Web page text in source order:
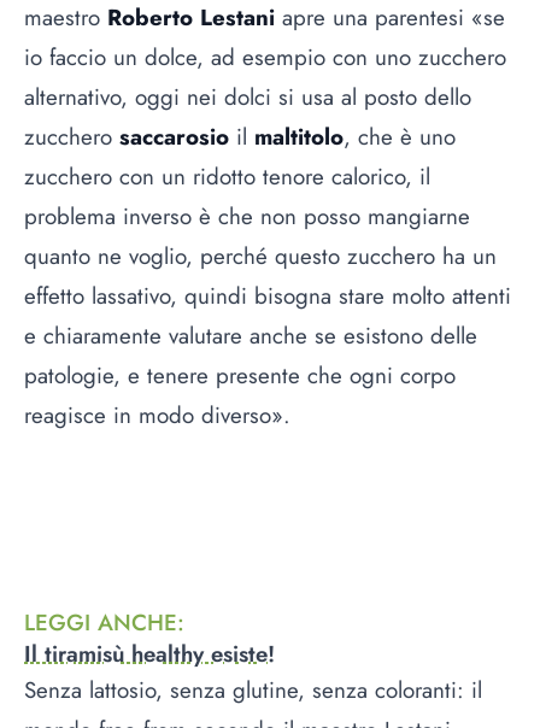
maestro Roberto Lestani apre una parentesi «se
io faccio un dolce, ad esempio con uno zucchero
alternativo, oggi nei dolci si usa al posto dello
zucchero saccarosio il maltitolo, che è uno
zucchero con un ridotto tenore calorico, il
problema inverso è che non posso mangiarne
quanto ne voglio, perché questo zucchero ha un
effetto lassativo, quindi bisogna stare molto attenti
e chiaramente valutare anche se esistono delle
patologie, e tenere presente che ogni corpo
reagisce in modo diverso».
LEGGI ANCHE:
Il tiramisù healthy esiste!
Senza lattosio, senza glutine, senza coloranti: il